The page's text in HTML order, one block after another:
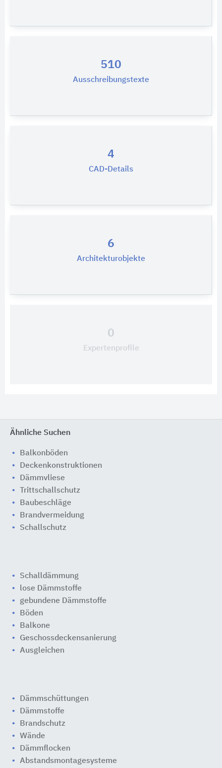
510
Ausschreibungstexte
4
CAD-Details
6
Architekturobjekte
0
Expertenprofile
Ähnliche Suchen
Balkonböden
Deckenkonstruktionen
Dämmvliese
Trittschallschutz
Baubeschläge
Brandvermeidung
Schallschutz
Schalldämmung
lose Dämmstoffe
gebundene Dämmstoffe
Böden
Balkone
Geschossdeckensanierung
Ausgleichen
Dämmschüttungen
Dämmstoffe
Brandschutz
Wände
Dämmflocken
Abstandsmontagesysteme